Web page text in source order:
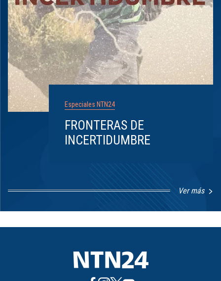
Especiales NTN24
FRONTERAS DE
INCERTIDUMBRE
Ver más
8